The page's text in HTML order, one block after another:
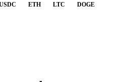
ETH LTC DOGE